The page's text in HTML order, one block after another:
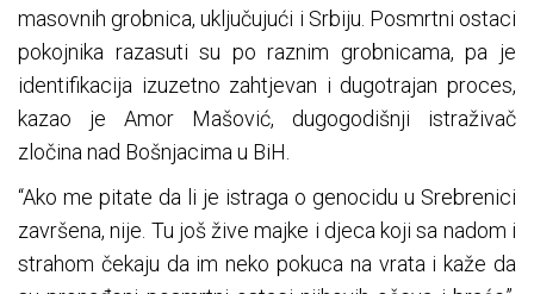
masovnih grobnica, uključujući i Srbiju. Posmrtni ostaci
pokojnika razasuti su po raznim grobnicama, pa je
identifikacija izuzetno zahtjevan i dugotrajan proces,
kazao je Amor Mašović, dugogodišnji istraživač
zločina nad Bošnjacima u BiH.
“Ako me pitate da li je istraga o genocidu u Srebrenici
završena, nije. Tu još žive majke i djeca koji sa nadom i
strahom čekaju da im neko pokuca na vrata i kaže da